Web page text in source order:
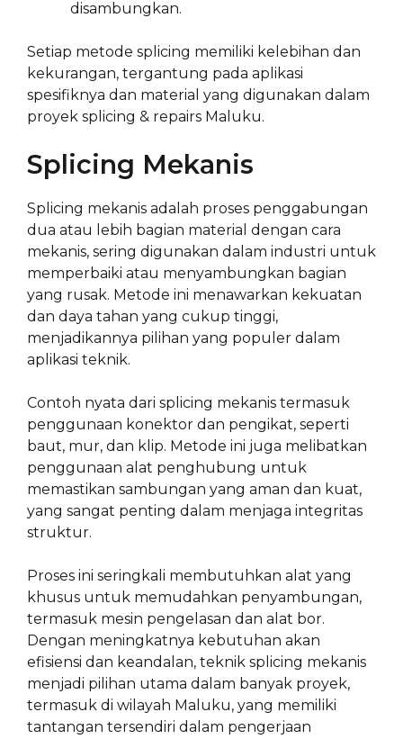
disambungkan.
Setiap metode splicing memiliki kelebihan dan
kekurangan, tergantung pada aplikasi
spesifiknya dan material yang digunakan dalam
proyek splicing & repairs Maluku.
Splicing Mekanis
Splicing mekanis adalah proses penggabungan
dua atau lebih bagian material dengan cara
mekanis, sering digunakan dalam industri untuk
memperbaiki atau menyambungkan bagian
yang rusak. Metode ini menawarkan kekuatan
dan daya tahan yang cukup tinggi,
menjadikannya pilihan yang populer dalam
aplikasi teknik.
Contoh nyata dari splicing mekanis termasuk
penggunaan konektor dan pengikat, seperti
baut, mur, dan klip. Metode ini juga melibatkan
penggunaan alat penghubung untuk
memastikan sambungan yang aman dan kuat,
yang sangat penting dalam menjaga integritas
struktur.
Proses ini seringkali membutuhkan alat yang
khusus untuk memudahkan penyambungan,
termasuk mesin pengelasan dan alat bor.
Dengan meningkatnya kebutuhan akan
efisiensi dan keandalan, teknik splicing mekanis
menjadi pilihan utama dalam banyak proyek,
termasuk di wilayah Maluku, yang memiliki
tantangan tersendiri dalam pengerjaan